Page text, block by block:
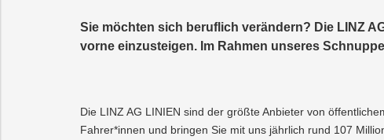
Sie möchten sich beruflich verändern? Die LINZ
vorne einzusteigen. Im Rahmen unseres
Die LINZ AG LINIEN sind der größte Anbieter von
Fahrer*innen und bringen Sie mit uns jährlich rund 107